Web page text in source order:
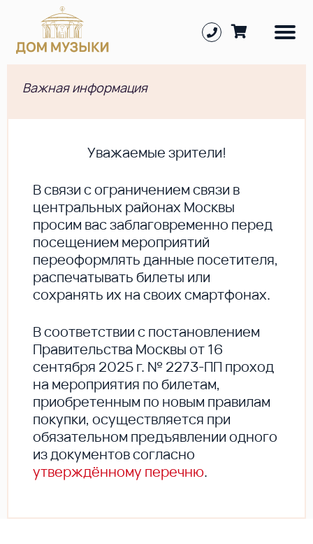
Важная информация
Уважаемые зрители!
В cвязи с ограничением связи в
центральных районах Москвы
просим вас заблаговременно перед
посещением мероприятий
переоформлять данные посетителя,
распечатывать билеты или
сохранять их на своих смартфонах.
В соответствии с постановлением
Правительства Москвы от 16
сентября 2025 г. № 2273-ПП проход
на мероприятия по билетам,
приобретенным по новым правилам
покупки, осуществляется при
обязательном предъявлении одного
из документов согласно
утверждённому перечню.